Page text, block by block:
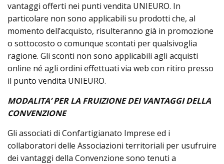
vantaggi offerti nei punti vendita UNIEURO. In
particolare non sono applicabili su prodotti che, al
momento dell’acquisto, risulteranno già in promozione
o sottocosto o comunque scontati per qualsivoglia
ragione. Gli sconti non sono applicabili agli acquisti
online né agli ordini effettuati via web con ritiro presso
il punto vendita UNIEURO.
MODALITA’ PER LA FRUIZIONE DEI VANTAGGI DELLA
CONVENZIONE
Gli associati di Confartigianato Imprese ed i
collaboratori delle Associazioni territoriali per usufruire
dei vantaggi della Convenzione sono tenuti a